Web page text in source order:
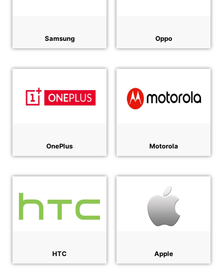
Samsung Oppo
OnePlus Motorola
HTC Apple